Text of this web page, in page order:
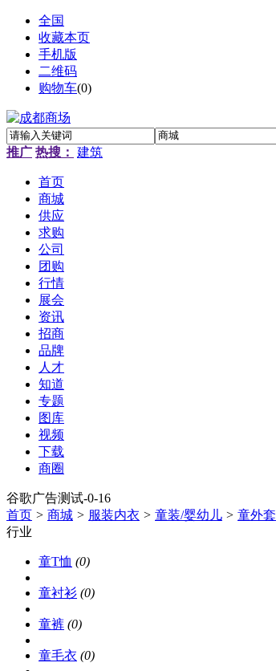
全国
收藏本页
手机版
二维码
购物车(0)
推广 热搜： 建筑
首页
商城
供应
求购
公司
团购
行情
展会
资讯
招商
品牌
人才
知道
专题
图库
视频
下载
商圈
谷歌广告测试-0-16
首页 > 商城 > 服装内衣 > 童装/婴幼儿 > 童外套
行业
童T恤 (0)
童衬衫 (0)
童裤 (0)
童毛衣 (0)